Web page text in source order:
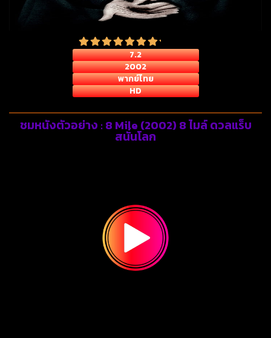
7.2
2002
พากย์ไทย
HD
ชมหนังตัวอย่าง : 8 Mile (2002) 8 ไมล์ ดวลแร็บ
สนั่นโลก